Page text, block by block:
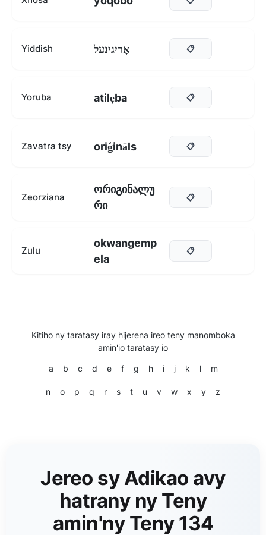
Yiddish אָריגינעל 📋
Yoruba atilẹba 📋
Zavatra tsy oriģināls 📋
Zeorziana
ორიგინალუ
რი
📋
Zulu
okwangemp
ela
📋
Kitiho ny taratasy iray hijerena ireo teny manomboka
amin'io taratasy io
a b c d e f g h i j k l m
n o p q r s t u v w x y z
Jereo sy Adikao avy
hatrany ny Teny
amin'ny Teny 134